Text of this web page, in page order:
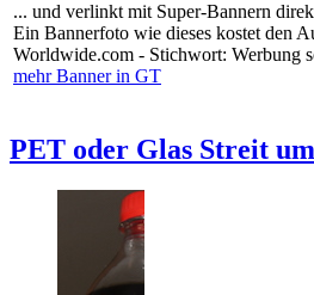
... und verlinkt mit Super-Bannern
Ein Bannerfoto wie dieses kostet den
Worldwide.com - Stichwort: Werbung
mehr Banner in GT
PET oder Glas Streit